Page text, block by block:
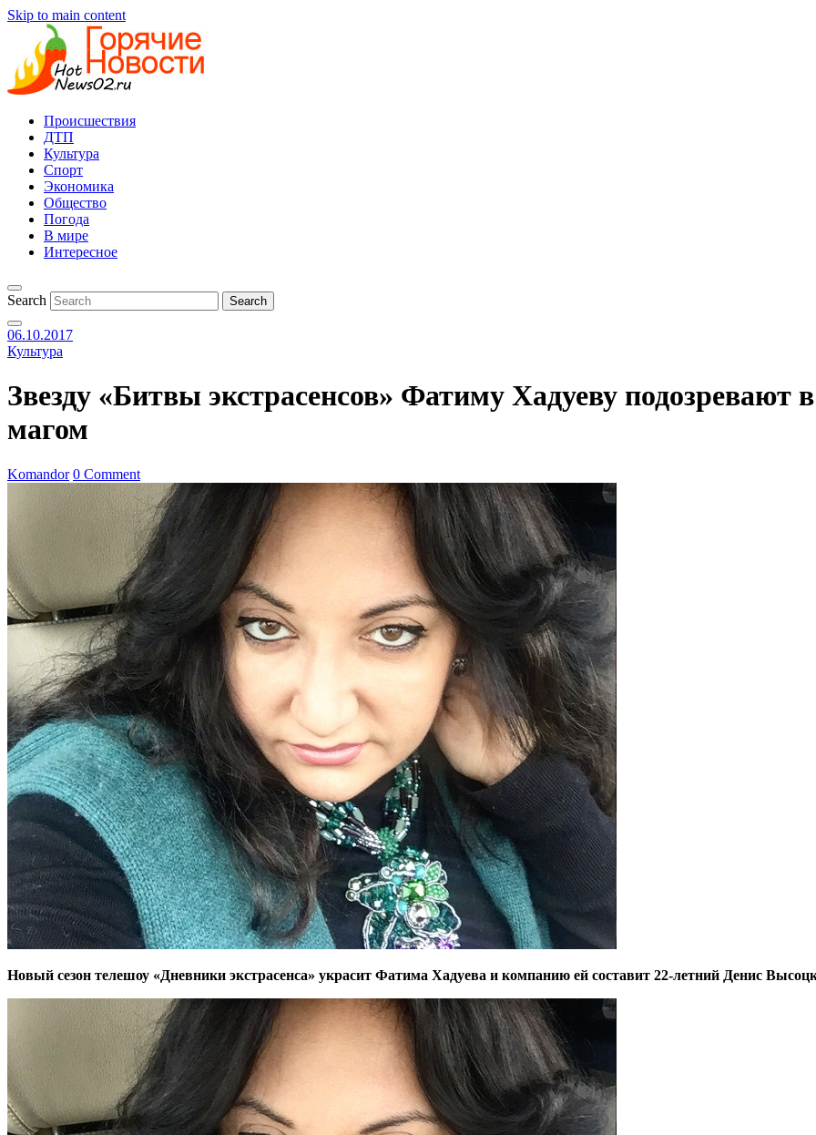
Skip to main content
Происшествия
ДТП
Культура
Спорт
Экономика
Общество
Погода
В мире
Интересное
Search
06.10.2017
Культура
Звезду «Битвы экстрасенсов» Фатиму Хадуеву
магом
Komandor 0 Comment
Новый сезон телешоу «Дневники экстрасенса» украсит Фатима Хадуева и компанию ей составит 22-летний Денис